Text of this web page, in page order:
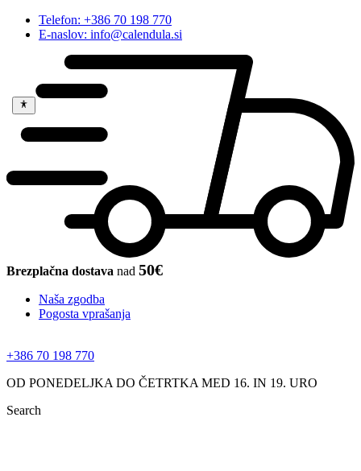
Telefon: +386 70 198 770
E-naslov: info@calendula.si
Brezplačna dostava nad 50€
Naša zgodba
Pogosta vprašanja
+386 70 198 770
OD PONEDELJKA DO ČETRTKA MED 16. IN 19. URO
Search